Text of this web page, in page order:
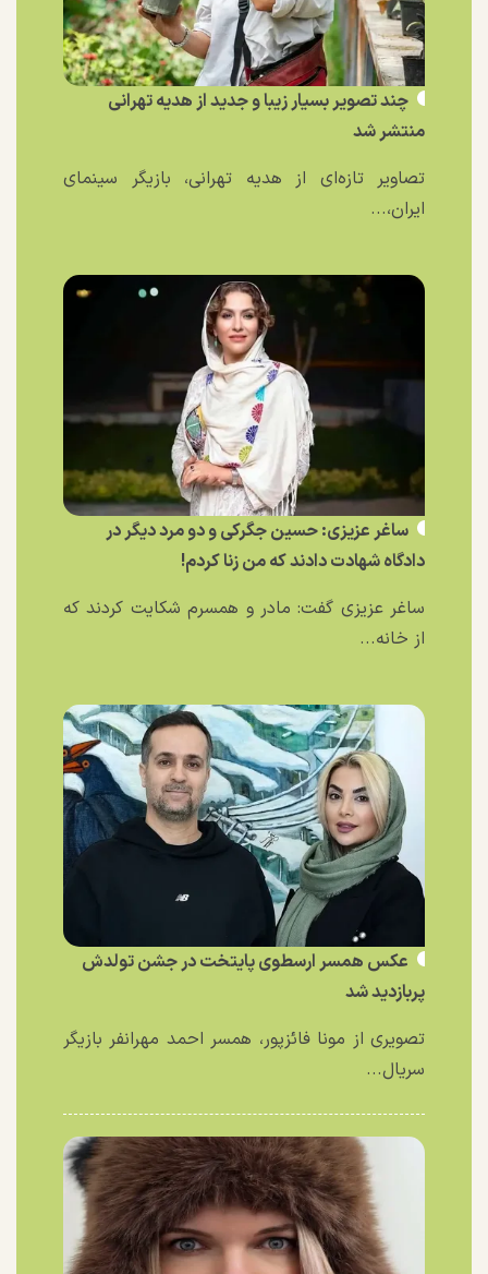
چند تصویر بسیار زیبا و جدید از هدیه تهرانی
منتشر شد
تصاویر تازه‌ای از هدیه تهرانی، بازیگر سینمای
ایران،...
ساغر عزیزی: حسین جگرکی و دو مرد دیگر در
دادگاه شهادت دادند که من زنا کردم!
ساغر عزیزی گفت: مادر و همسرم شکایت کردند که
از خانه...
عکس همسر ارسطوی پایتخت در جشن تولدش
پربازدید شد
تصویری از مونا فائزپور، همسر احمد مهرانفر بازیگر
سریال...